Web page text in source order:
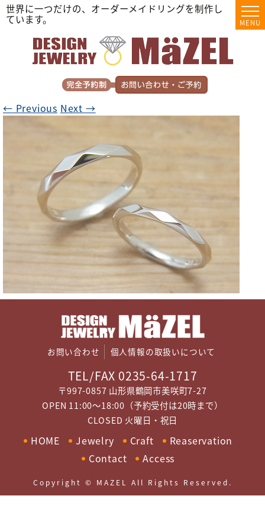
世界に一つだけの、オーダーメイドリングを制作し
ています。
MENU
← Previous Next →
お問い合わせ 個人情報の取扱いについて
TEL/FAX 0235-64-1717
〒997-0857 山形県鶴岡市美咲町7-27
OPEN 11:00～18:00（予約受付は20時まで）
CLOSED 火曜日・祝日
HOME Jewelry Craft
Reaservation
Contact
Access
Copyright © MAZEL All Rights Reserved.